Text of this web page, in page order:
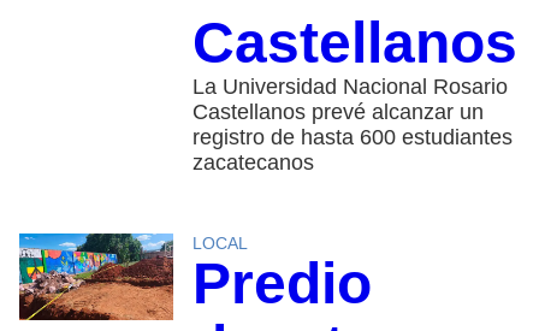
Castellanos
La Universidad Nacional Rosario
Castellanos prevé alcanzar un
registro de hasta 600 estudiantes
zacatecanos
LOCAL
Predio